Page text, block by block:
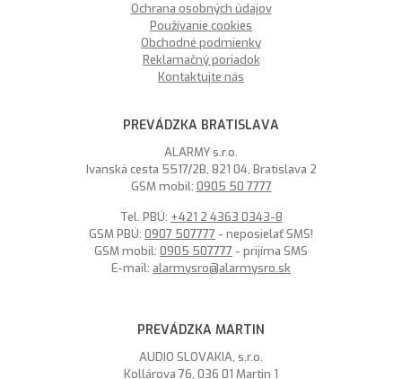
Ochrana osobných údajov
Používanie cookies
Obchodné podmienky
Reklamačný poriadok
Kontaktujte nás
PREVÁDZKA BRATISLAVA
ALARMY s.r.o.
Ivanská cesta 5517/2B, 821 04, Bratislava 2
GSM mobil: 0905 50 7777
Tel. PBÚ: +421 2 4363 0343-8
GSM PBÚ: 0907 507777 - neposielať SMS!
GSM mobil: 0905 507777 - prijíma SMS
E-mail: alarmysro@alarmysro.sk
PREVÁDZKA MARTIN
AUDIO SLOVAKIA, s.r.o.
Kollárova 76, 036 01 Martin 1